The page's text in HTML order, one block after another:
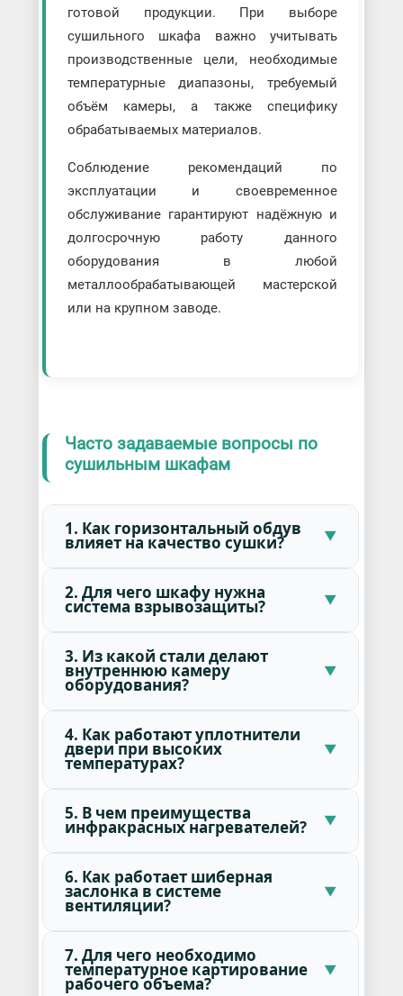
готовой продукции. При выборе
сушильного шкафа важно учитывать
производственные цели, необходимые
температурные диапазоны, требуемый
объём камеры, а также специфику
обрабатываемых материалов.
Соблюдение рекомендаций по
эксплуатации и своевременное
обслуживание гарантируют надёжную и
долгосрочную работу данного
оборудования в любой
металлообрабатывающей мастерской
или на крупном заводе.
Часто задаваемые вопросы по
сушильным шкафам
1. Как горизонтальный обдув
влияет на качество сушки?
2. Для чего шкафу нужна
система взрывозащиты?
3. Из какой стали делают
внутреннюю камеру
оборудования?
4. Как работают уплотнители
двери при высоких
температурах?
5. В чем преимущества
инфракрасных нагревателей?
6. Как работает шиберная
заслонка в системе
вентиляции?
7. Для чего необходимо
температурное картирование
рабочего объема?